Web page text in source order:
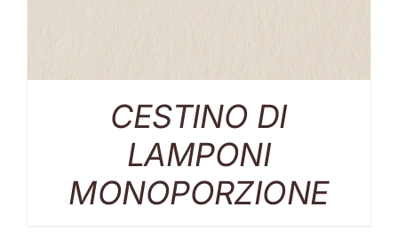
CESTINO DI
LAMPONI
MONOPORZIONE